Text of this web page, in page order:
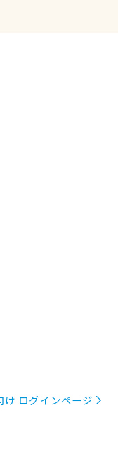
け ログインページ